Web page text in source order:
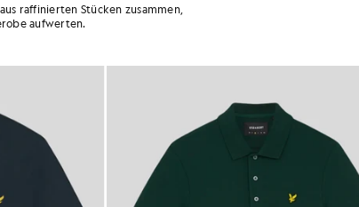
raffinierten Stücken zusammen,
aufwerten.